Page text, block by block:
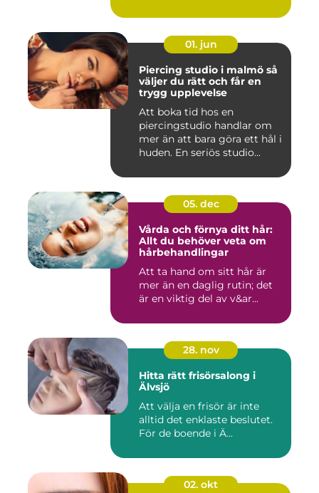
01. jun
Piercing studio i malmö så
väljer du rätt och får en
trygg upplevelse
Att boka tid hos en
piercingstudio handlar om
mer än att bara göra ett hål i
huden. En seriös studio...
05. dec
Vårda och förnya ditt hår:
Allt du behöver veta om
hårbehandlingar
Att ta hand om sitt hår är
mer än en daglig rutin; det
är en viktig del av v&ar...
28. nov
Hitta rätt frisörsalong i
Älvsjö
Att välja en frisör är inte
alltid det enklaste beslutet.
För de boende i Ä...
02. okt